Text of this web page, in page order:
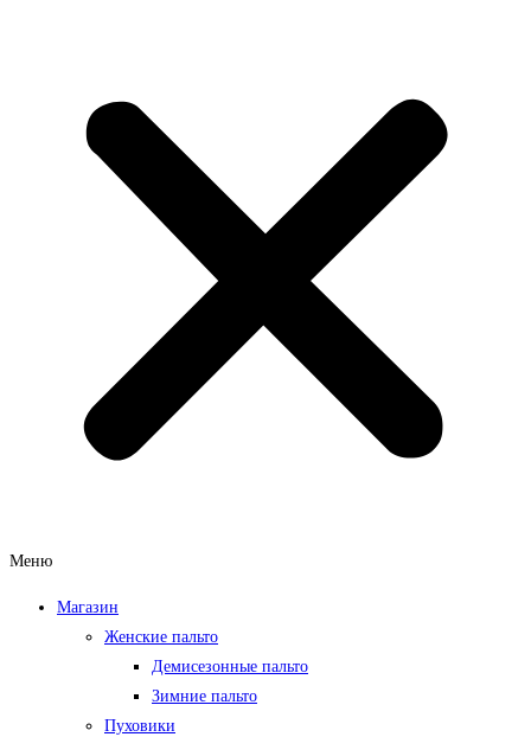
Меню
Магазин
Женские пальто
Демисезонные пальто
Зимние пальто
Пуховики